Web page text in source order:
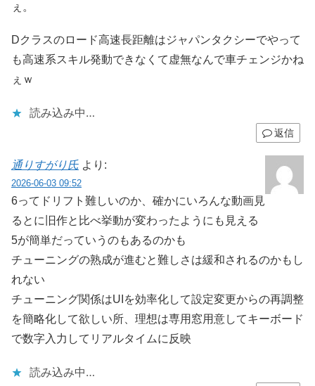
ぇ。
Dクラスのロード高速長距離はジャパンタクシーでやって
も高速系スキル発動できなくて虚無なんで車チェンジかね
ぇｗ
読み込み中…
返信
通りすがり氏 より:
2026-06-03 09:52
6ってドリフト難しいのか、確かにいろんな動画見
るとに旧作と比べ挙動が変わったようにも見える
5が簡単だっていうのもあるのかも
チューニングの熟成が進むと難しさは緩和されるのかもし
れない
チューニング関係はUIを効率化して設定変更からの再調整
を簡略化して欲しい所、理想は専用窓用意してキーボード
で数字入力してリアルタイムに反映
読み込み中…